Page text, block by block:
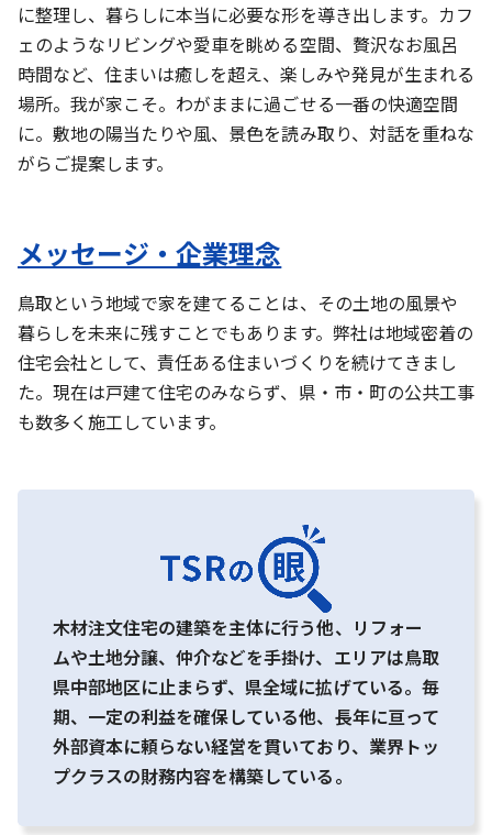
に整理し、暮らしに本当に必要な形を導き出します。カフ
ェのようなリビングや愛車を眺める空間、贅沢なお風呂
時間など、住まいは癒しを超え、楽しみや発見が生まれる
場所。我が家こそ。わがままに過ごせる一番の快適空間
に。敷地の陽当たりや風、景色を読み取り、対話を重ねな
がらご提案します。
メッセージ・企業理念
鳥取という地域で家を建てることは、その土地の風景や
暮らしを未来に残すことでもあります。弊社は地域密着の
住宅会社として、責任ある住まいづくりを続けてきまし
た。現在は戸建て住宅のみならず、県・市・町の公共工事
も数多く施工しています。
木材注文住宅の建築を主体に行う他、リフォー
ムや土地分譲、仲介などを手掛け、エリアは鳥取
県中部地区に止まらず、県全域に拡げている。毎
期、一定の利益を確保している他、長年に亘って
外部資本に頼らない経営を貫いており、業界トッ
プクラスの財務内容を構築している。